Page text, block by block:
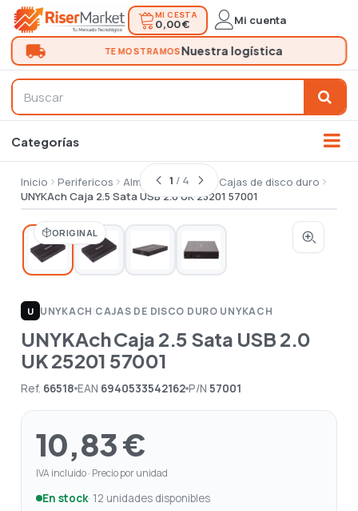
MI CESTA
0,00 € Mi cuenta
Inicio Perifericos Almacenamiento
Cajas de disco duro
UNYKAch Caja 2.5 Sata USB 2.0 UK 25201 57001
ORIGINAL
1 / 4
U UNYKACH|CAJAS DE DISCO DURO UNYKACH
UNYKAch Caja 2.5 Sata USB 2.0
UK 25201 57001
Ref. 66518 EAN 6940533542162 P/N 57001
10,83 €
IVA incluido · Precio por unidad
En stock· 12 unidades disponibles